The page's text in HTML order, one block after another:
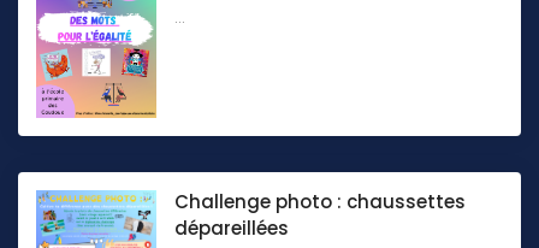
...
Challenge photo : chaussettes
dépareillées